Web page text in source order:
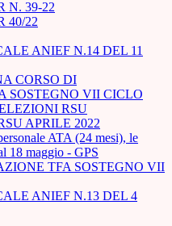
N. 39-22
40/22
ANIEF N.14 DEL 11
CORSO DI
SOSTEGNO VII CICLO
RSU
APRILE 2022
ATA (24 mesi), le
18 maggio - GPS
TFA SOSTEGNO VII
ANIEF N.13 DEL 4